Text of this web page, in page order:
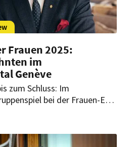
Frauen 2025:
im
Genève
zum Schluss: Im
bei der Frauen-EM
die Finninnen Druck auf die